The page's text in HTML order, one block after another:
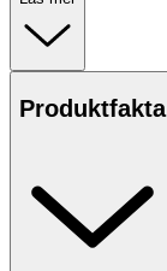
Produktfakta